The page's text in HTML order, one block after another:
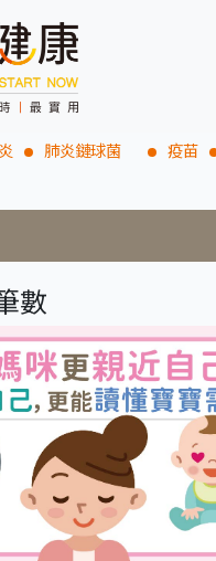
肺炎鏈球菌 疫苗
數